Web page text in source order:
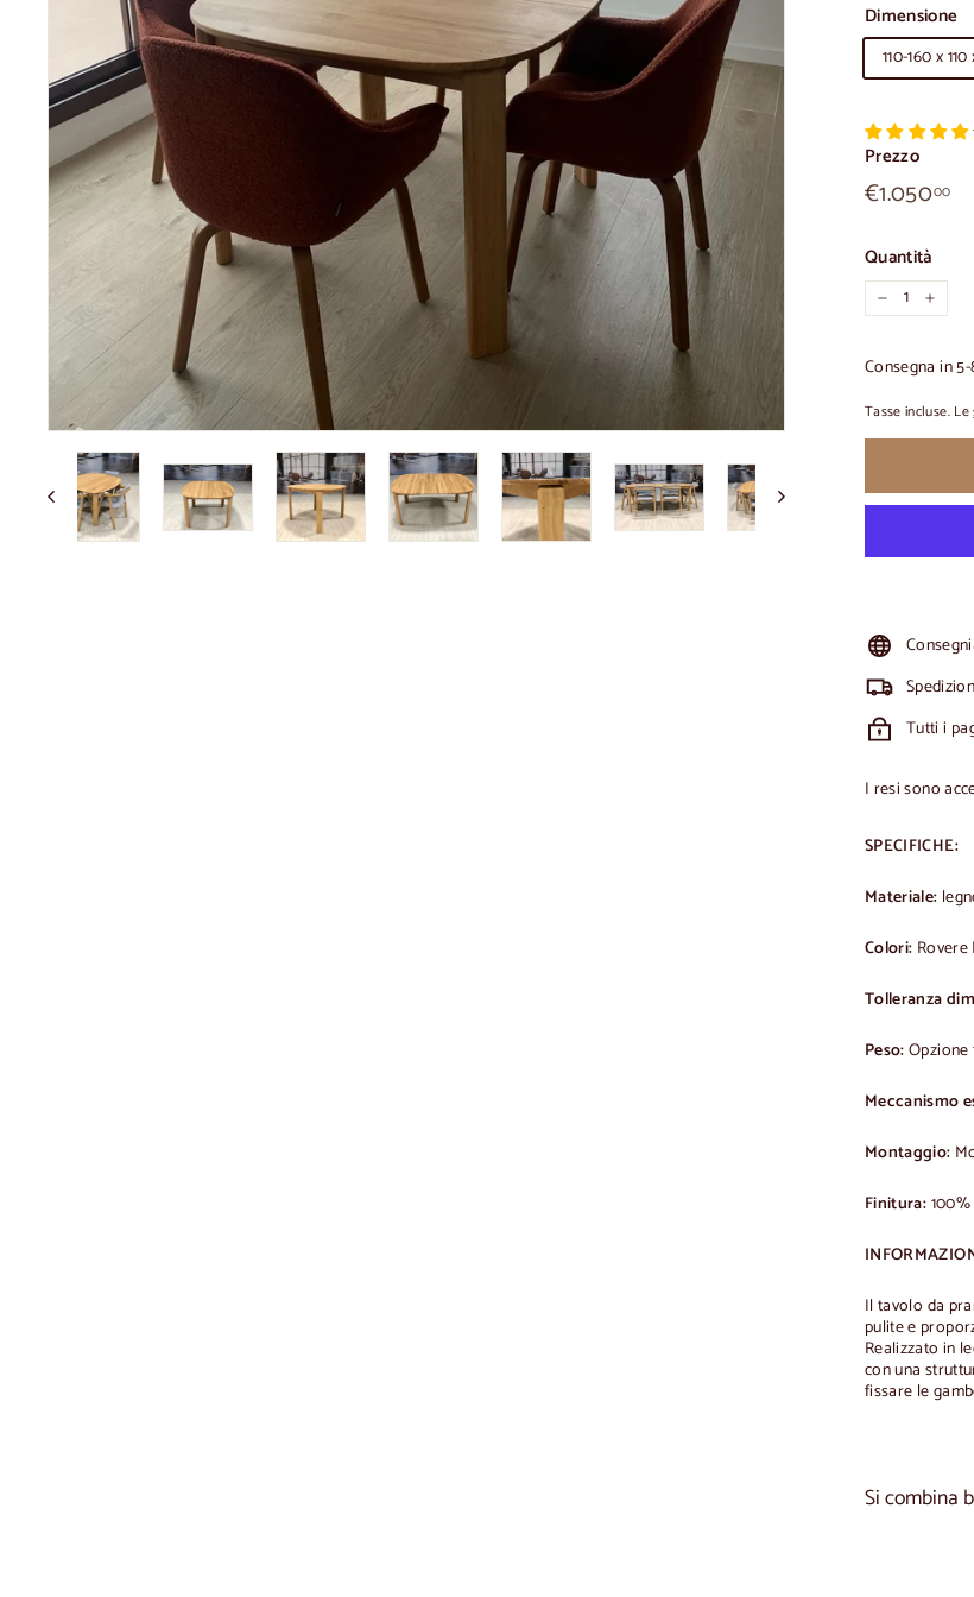
Dimensione
110-160 x
Prezzo
Prezzo
normale
€1.05000
Quantità
- +
Consegna in
Tasse incluse. Le
Tutti i
I resi sono
SPECIFICHE:
Materiale:
Colori:
Tolleranza
Peso:Opzione
Meccanismo
Montaggio:
Finitura:
Il tavolo da
pulite e
Realizzato in
con una
fissare le
Si combina